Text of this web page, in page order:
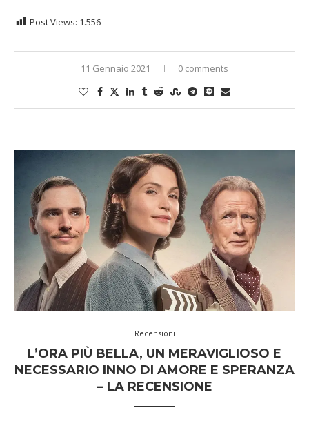
Post Views: 1.556
11 Gennaio 2021 0 comments
Recensioni
L’ORA PIÙ BELLA, UN MERAVIGLIOSO E
NECESSARIO INNO DI AMORE E SPERANZA
– LA RECENSIONE